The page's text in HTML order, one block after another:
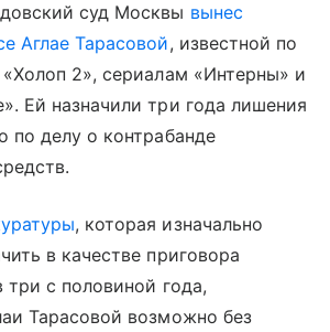
суд Москвы вынес
Аглае Тарасовой, известной по
2», сериалам «Интерны» и
Ей назначили три года лишения
по делу о контрабанде
, которая изначально
в качестве приговора
с половиной года,
Тарасовой возможно без